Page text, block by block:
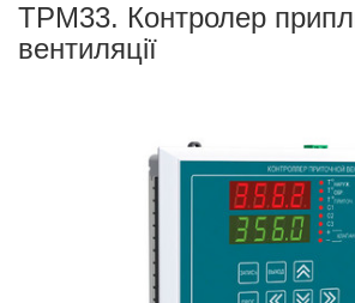
ТРМ33. Контролер
вентиляції